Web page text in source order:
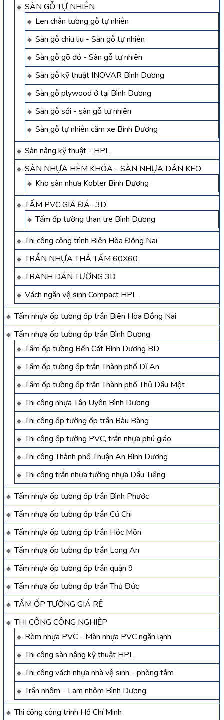
SÀN GỖ TỰ NHIÊN
Len chân tường gỗ tự nhiên
Sàn gỗ chiu liu - Sàn gỗ tự nhiên
Sàn gỗ gõ đỏ - Sàn gỗ tự nhiên
Sàn gỗ kỹ thuật INOVAR Bình Dương
Sàn gỗ plywood ở tại Bình Dương
Sàn gỗ sồi - sàn gỗ tự nhiên
Sàn gỗ tự nhiên căm xe Bình Dương
Sàn nâng kỹ thuật - HPL
SÀN NHỰA HÈM KHÓA - SÀN NHỰA DÁN KEO
Kho sàn nhựa Kobler Bình Dương
TẤM PVC GIẢ ĐÁ -3D
Tấm ốp tường than tre Bình Dương
Thi công công trình Biên Hòa Đồng Nai
TRẦN NHỰA THẢ TẤM 60X60
TRANH DÁN TƯỜNG 3D
Vách ngăn vệ sinh Compact HPL
Tấm nhựa ốp tường ốp trần Biên Hòa Đồng Nai
Tấm nhựa ốp tường ốp trần Bình Dương
Tấm ốp tường Bến Cát Bình Dương BD
Tấm ốp tường ốp trần Thành phố Dĩ An
Tấm ốp tường ốp trần Thành phố Thủ Dầu Một
Thi công nhựa Tân Uyên Bình Dương
Thi công ốp tường ốp trần Bàu Bàng
Thi công ốp tường PVC, trần nhựa phú giáo
Thi công Thành phố Thuận An Bình Dương
Thi công trần nhựa tường nhựa Dầu Tiếng
Tấm nhựa ốp tường ốp trần Bình Phước
Tấm nhựa ốp tường ốp trần Củ Chi
Tấm nhựa ốp tường ốp trần Hóc Môn
Tấm nhựa ốp tường ốp trần Long An
Tấm nhựa ốp tường ốp trần quận 9
Tấm nhựa ốp tường ốp trần Thủ Đức
TẤM ỐP TƯỜNG GIÁ RẺ
THI CÔNG CÔNG NGHIỆP
Rèm nhựa PVC - Màn nhựa PVC ngăn lạnh
Thi công sàn nâng kỹ thuật HPL
Thi công vách nhựa nhà vệ sinh - phòng tắm
Trần nhôm - Lam nhôm Bình Dương
Thi công công trình Hồ Chí Minh